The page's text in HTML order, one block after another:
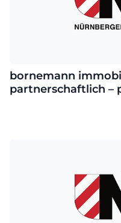
bornemann
partnerschaftlich –